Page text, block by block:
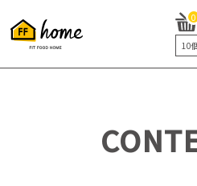
0
10
5個